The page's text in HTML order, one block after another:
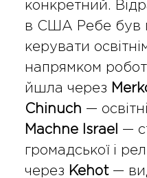
конкретний.
в США Ребе був
керувати
напрямком
йшла через
Chinuch —
Machne Israel
—
громадської і
через Kehot—